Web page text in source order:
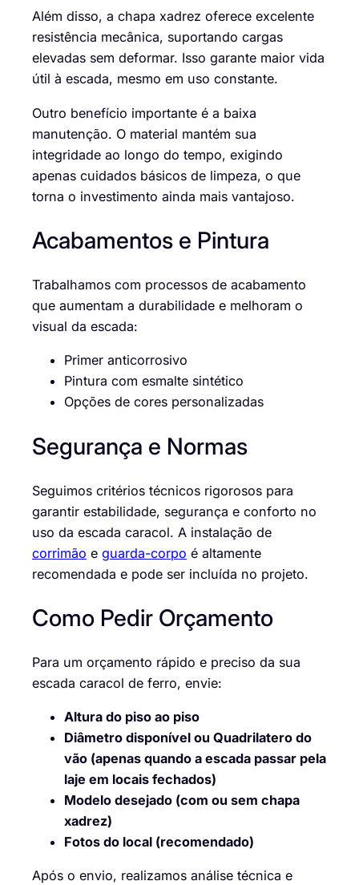
Além disso, a chapa xadrez oferece excelente
resistência mecânica, suportando cargas
elevadas sem deformar. Isso garante maior vida
útil à escada, mesmo em uso constante.
Outro benefício importante é a baixa
manutenção. O material mantém sua
integridade ao longo do tempo, exigindo
apenas cuidados básicos de limpeza, o que
torna o investimento ainda mais vantajoso.
Acabamentos e Pintura
Trabalhamos com processos de acabamento
que aumentam a durabilidade e melhoram o
visual da escada:
Primer anticorrosivo
Pintura com esmalte sintético
Opções de cores personalizadas
Segurança e Normas
Seguimos critérios técnicos rigorosos para
garantir estabilidade, segurança e conforto no
uso da escada caracol. A instalação de
corrimão e guarda-corpo é altamente
recomendada e pode ser incluída no projeto.
Como Pedir Orçamento
Para um orçamento rápido e preciso da sua
escada caracol de ferro, envie:
Altura do piso ao piso
Diâmetro disponível ou Quadrilatero do
vão (apenas quando a escada passar pela
laje em locais fechados)
Modelo desejado (com ou sem chapa
xadrez)
Fotos do local (recomendado)
Após o envio, realizamos análise técnica e